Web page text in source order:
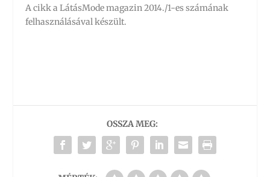
A cikk a LátásMode magazin 2014./1-es számának
felhasználásával készült.
OSSZA MEG: